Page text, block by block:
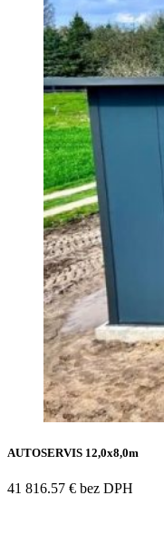
AUTOSERVIS 12,0x8,0m
41 816.57 € bez DPH